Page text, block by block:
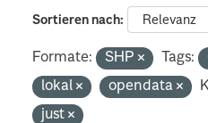
Sortieren nach
Formate: SHP Tags:
lokal
opendata
just